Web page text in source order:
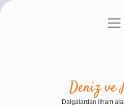
Gizlilik
Deniz ve
Dalgalardan ilham